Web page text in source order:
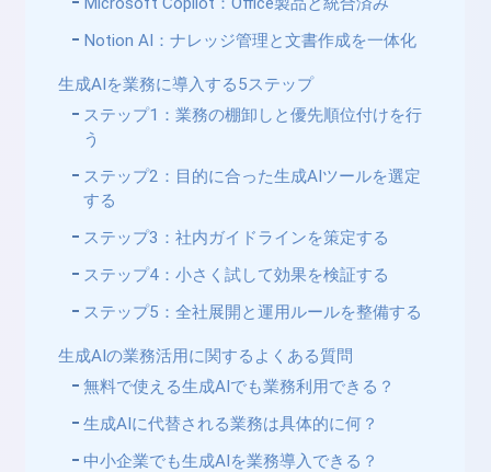
Notion AI：ナレッジ管理と文書作成を一体化
生成AIを業務に導入する5ステップ
ステップ1：業務の棚卸しと優先順位付けを行
う
ステップ2：目的に合った生成AIツールを選定
する
ステップ3：社内ガイドラインを策定する
ステップ4：小さく試して効果を検証する
ステップ5：全社展開と運用ルールを整備する
生成AIの業務活用に関するよくある質問
無料で使える生成AIでも業務利用できる？
生成AIに代替される業務は具体的に何？
中小企業でも生成AIを業務導入できる？